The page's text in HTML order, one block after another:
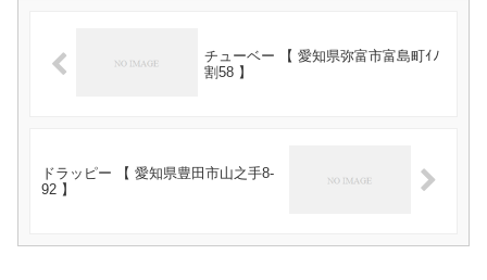
チューベー 【 愛知県弥富市富島町ｲﾉ
割58 】
ドラッピー 【 愛知県豊田市山之手8-
92 】